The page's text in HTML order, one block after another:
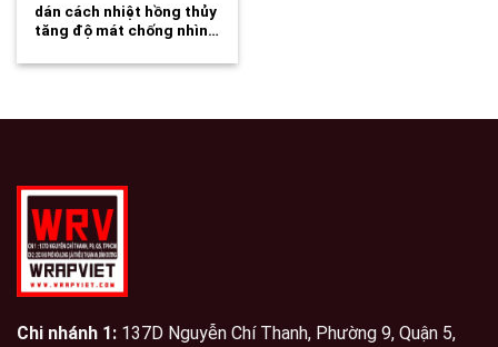
dán cách nhiệt hồng thủy
tăng độ mát chống nhìn…
Chi nhánh 1: 137D Nguyễn Chí Thanh, Phường 9, Quận 5,